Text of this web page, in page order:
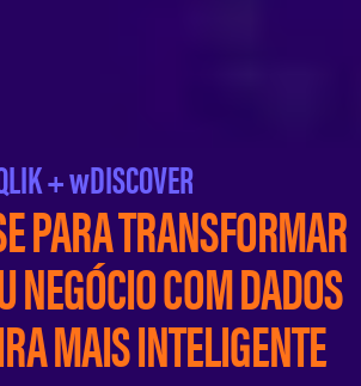
+ wDISCOVER
PARA TRANSFORMAR
NEGÓCIO COM DADOS
MAIS INTELIGENTE